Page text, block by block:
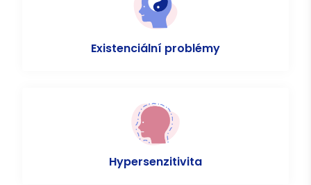
Existenciální problémy
Hypersenzitivita